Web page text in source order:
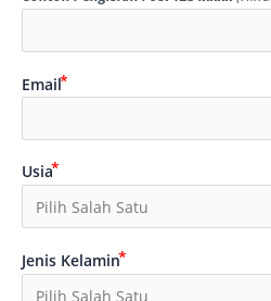
Email
Usia
Jenis Kelamin